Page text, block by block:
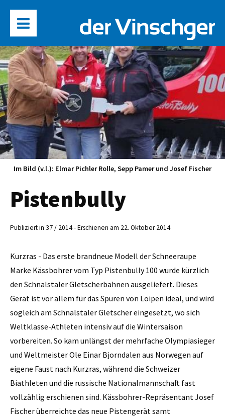
Im Bild (v.l.): Elmar Pichler Rolle, Sepp Pamer und Josef Fischer
Pistenbully
Publiziert in 37 / 2014 - Erschienen am 22. Oktober 2014
Kurzras - Das erste brandneue Modell der Schneeraupe
Marke Kässbohrer vom Typ Pistenbully 100 wurde kürzlich
den Schnalstaler Gletscherbahnen ausgeliefert. Dieses
Gerät ist vor allem für das Spuren von Loipen ideal, und wird
sogleich am Schnalstaler Gletscher eingesetzt, wo sich
Weltklasse-Athleten intensiv auf die Wintersaison
vorbereiten. So kam unlängst der mehrfache Olympiasieger
und Weltmeister Ole Einar Bjorndalen aus Norwegen auf
eigene Faust nach Kurzras, während die Schweizer
Biathleten und die russische Nationalmannschaft fast
vollzählig erschienen sind. Kässbohrer-Repräsentant Josef
Fischer überreichte das neue Pistengerät samt